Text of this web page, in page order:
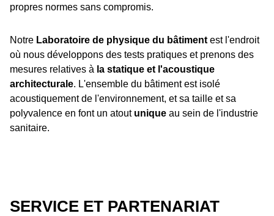
propres normes sans compromis.
Notre Laboratoire de physique du bâtiment est l'endroit
où nous développons des tests pratiques et prenons des
mesures relatives à la statique et l'acoustique
architecturale. L'ensemble du bâtiment est isolé
acoustiquement de l'environnement, et sa taille et sa
polyvalence en font un atout unique au sein de l'industrie
sanitaire.
SERVICE ET PARTENARIAT